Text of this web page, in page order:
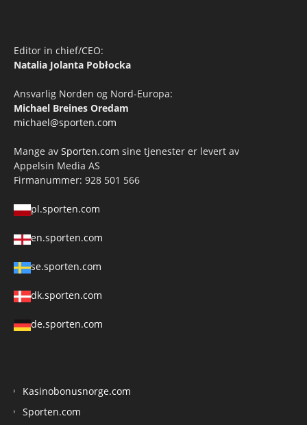
Editor in chief/CEO:
Natalia Jolanta Pobłocka
Ansvarlig Norden og Nord-Europa:
Michael Breines Oredam
michael@sporten.com
Mange av Sporten.com sine tjenester er levert av
Appelsin Media AS
Firmanummer: 928 501 566
pl.sporten.com
en.sporten.com
se.sporten.com
dk.sporten.com
de.sporten.com
Kasinobonusnorge.com
Sporten.com